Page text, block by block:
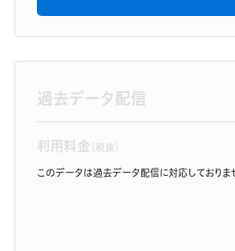
過去データ配信
利用料金 （税抜）
このデータは過去データ配信に対応しておりま